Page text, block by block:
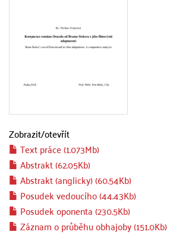
Zobrazit/otevřít
Text práce (1.073Mb)
Abstrakt (62.05Kb)
Abstrakt (anglicky) (60.54Kb)
Posudek vedoucího (44.43Kb)
Posudek oponenta (230.5Kb)
Záznam o průběhu obhajoby (151.0Kb)